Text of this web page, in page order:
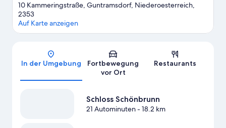
10 Kammeringstraße, Guntramsdorf, Niederoesterreich,
2353
Auf Karte anzeigen
In der Umgebung
Fortbewegung
vor Ort
Restaurants
Schloss Schönbrunn
21 Autominuten- 18.2 km